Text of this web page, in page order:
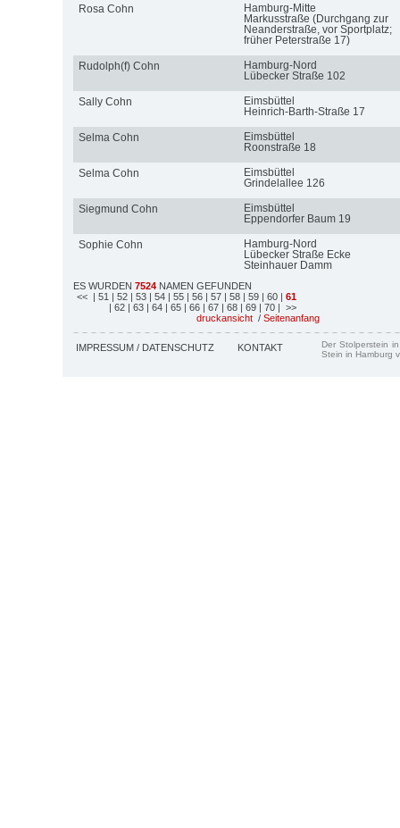
Rosa Cohn
Hamburg-Mitte
Markusstraße (Durchgang zur
Neanderstraße, vor Sportplatz;
früher Peterstraße 17)
Rudolph(f) Cohn
Hamburg-Nord
Lübecker Straße 102
Sally Cohn
Eimsbüttel
Heinrich-Barth-Straße 17
Selma Cohn
Eimsbüttel
Roonstraße 18
Selma Cohn
Eimsbüttel
Grindelallee 126
Siegmund Cohn
Eimsbüttel
Eppendorfer Baum 19
Sophie Cohn
Hamburg-Nord
Lübecker Straße Ecke
Steinhauer Damm
ES WURDEN 7524 NAMEN GEFUNDEN
<< | 51 | 52 | 53 | 54 | 55 | 56 | 57 | 58 | 59 | 60 | 61
| 62 | 63 | 64 | 65 | 66 | 67 | 68 | 69 | 70 | >>
druckansicht / Seitenanfang
IMPRESSUM / DATENSCHUTZ KONTAKT
Der Stolperstein
Stein in Hamburg